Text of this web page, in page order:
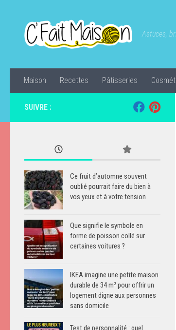
Astuces,
Maison Recettes Pâtisseries
SUIVRE :
Ce fruit d’automne souvent
oublié pourrait faire du bien à
vos yeux et à votre tension
Que signifie le symbole en
forme de poisson collé sur
certaines voitures ?
IKEA imagine une petite maison
durable de 34 m² pour offrir un
logement digne aux personnes
sans domicile
Test de personnalité : quel